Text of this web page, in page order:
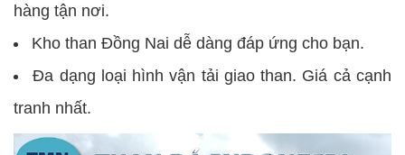
hàng tận nơi.
Kho than Đồng Nai dễ dàng đáp ứng cho bạn.
Đa dạng loại hình vận tải giao than. Giá cả cạnh
tranh nhất.